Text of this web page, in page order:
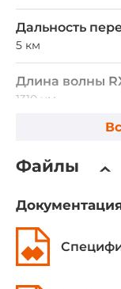
Дальность
5 км
Длина волны
1310 нм
Управляемый
Размер
2000
Размер буфера
Файлы